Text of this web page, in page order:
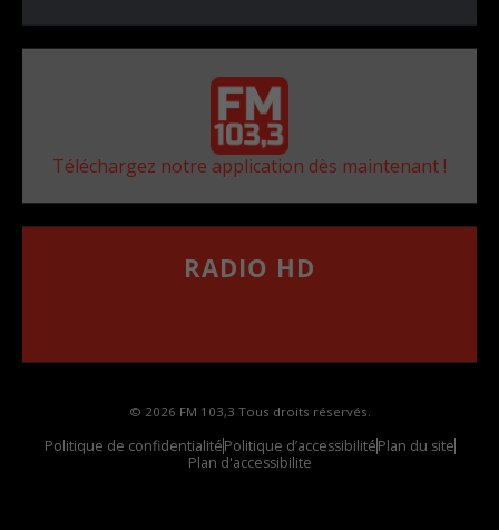
Téléchargez notre application dès maintenant !
RADIO HD
© 2026 FM 103,3 Tous droits réservés.
Politique de confidentialitéPolitique d’accessibilitéPlan du site
Plan d'accessibilite